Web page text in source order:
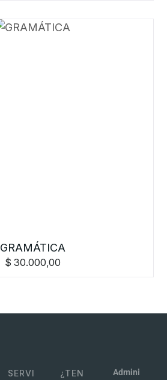
GRAMÁTICA
$ 30.000,00
SERVI
¿TEN
Admini